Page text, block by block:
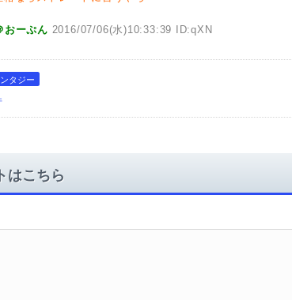
おーぷん 2016/07/06(水)10:33:39 ID:qXN
タジー
はこちら